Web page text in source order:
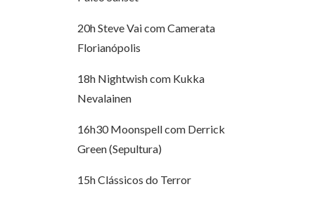
20h Steve Vai com Camerata
Florianópolis
18h Nightwish com Kukka
Nevalainen
16h30 Moonspell com Derrick
Green (Sepultura)
15h Clássicos do Terror